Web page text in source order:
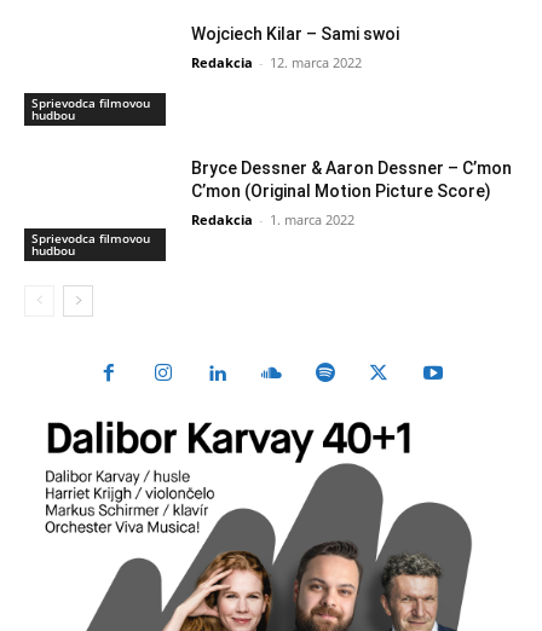
Sprievodca filmovou
hudbou
Wojciech Kilar – Sami swoi
Redakcia - 12. marca 2022
Sprievodca filmovou
hudbou
Bryce Dessner & Aaron Dessner – C’mon
C’mon (Original Motion Picture Score)
Redakcia - 1. marca 2022